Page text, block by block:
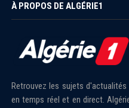
À PROPOS DE ALGÉRIE1
Retrouvez les sujets
en temps réel et en direct.